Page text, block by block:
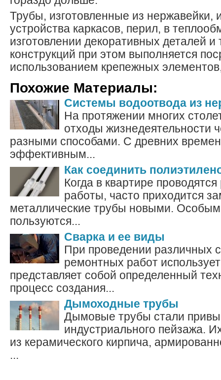
Трубы, изготовленные из нержавейки,
устройства каркасов, перил, в
изготовлении декоративных деталей и
конструкций при этом выполняется
использованием крепежных
Похожие Материалы:
Системы водоотвода из
На протяжении многих
отходы жизнедеятельности
разными способами. С древних
эффективным...
Как соединить
Когда в квартире
работы, часто приходится
металлические трубы новыми. Особым
пользуются...
Сварка и ее виды
При проведении различных
ремонтных работ
представляет собой определенный
процесс создания...
Дымоходные трубы
Дымовые трубы стали
индустриального пейзажа.
из керамического кирпича,
...